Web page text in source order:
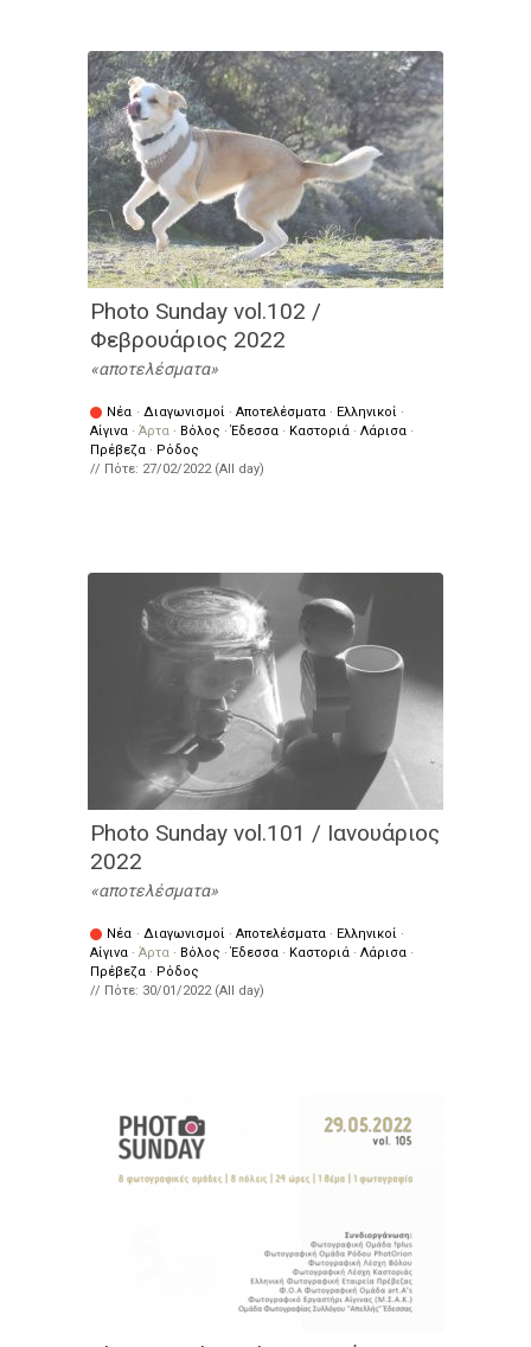
Photo Sunday vol.102 /
Φεβρουάριος 2022
αποτελέσματα
Νέα · Διαγωνισμοί · Αποτελέσματα · Ελληνικοί ·
Αίγινα · Άρτα · Βόλος ·Έδεσσα · Καστοριά · Λάρισα ·
Πρέβεζα · Ρόδος
// Πότε: 27/02/2022 (All day)
Photo Sunday vol.101 / Ιανουάριος
2022
αποτελέσματα
Νέα · Διαγωνισμοί · Αποτελέσματα · Ελληνικοί ·
Αίγινα · Άρτα · Βόλος ·Έδεσσα · Καστοριά · Λάρισα ·
Πρέβεζα · Ρόδος
// Πότε: 30/01/2022 (All day)